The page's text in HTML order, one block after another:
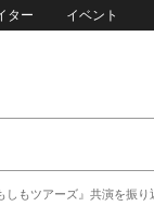
ター イベント
もツアーズ』共演を振り